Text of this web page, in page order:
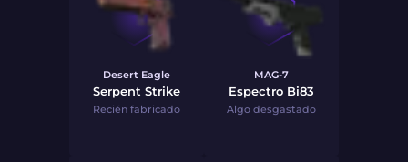
Desert Eagle
Serpent Strike
Recién fabricado
MAG-7
Espectro Bi83
Algo desgastado